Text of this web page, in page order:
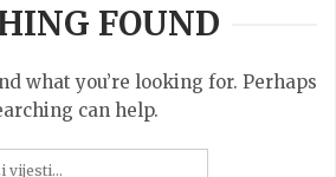
FOUND
what you’re looking for. Perhaps
can help.